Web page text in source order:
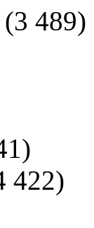
(3 489)
422)